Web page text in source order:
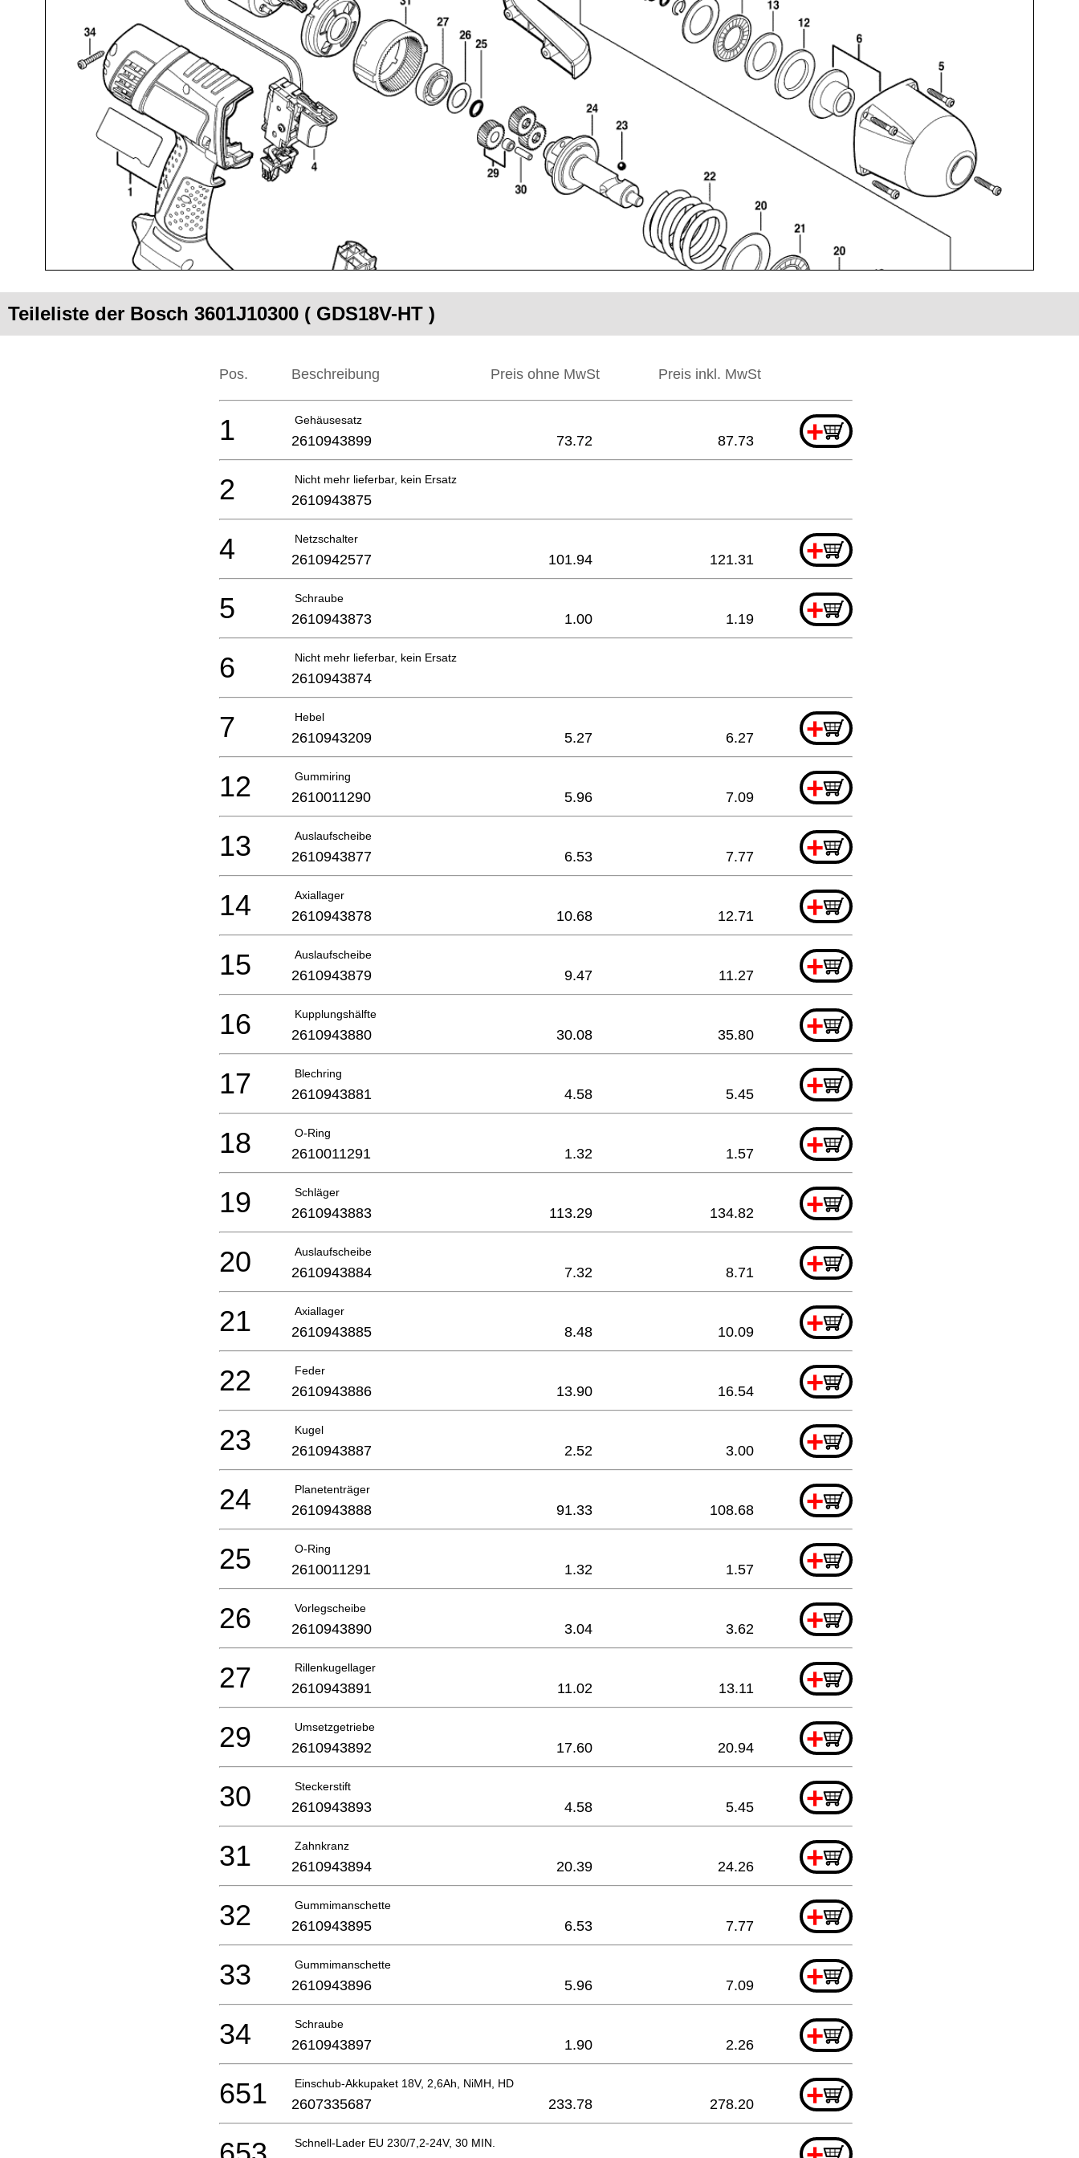
Teileliste der Bosch 3601J10300 ( GDS18V-HT )
Pos. Beschreibung Preis ohne MwSt Preis inkl. MwSt
Gehäusesatz +
1 2610943899 73.72 87.73
Nicht mehr lieferbar, kein Ersatz
2 2610943875
Netzschalter +
4 2610942577 101.94 121.31
Schraube +
5 2610943873 1.00 1.19
Nicht mehr lieferbar, kein Ersatz
6 2610943874
Hebel +
7 2610943209 5.27 6.27
Gummiring +
12 2610011290 5.96 7.09
Auslaufscheibe +
13 2610943877 6.53 7.77
Axiallager +
14 2610943878 10.68 12.71
Auslaufscheibe +
15 2610943879 9.47 11.27
Kupplungshälfte +
16 2610943880 30.08 35.80
Blechring +
17 2610943881 4.58 5.45
O-Ring +
18 2610011291 1.32 1.57
Schläger +
19 2610943883 113.29 134.82
Auslaufscheibe +
20 2610943884 7.32 8.71
Axiallager +
21 2610943885 8.48 10.09
Feder +
22 2610943886 13.90 16.54
Kugel +
23 2610943887 2.52 3.00
Planetenträger +
24 2610943888 91.33 108.68
O-Ring +
25 2610011291 1.32 1.57
Vorlegscheibe +
26 2610943890 3.04 3.62
Rillenkugellager +
27 2610943891 11.02 13.11
Umsetzgetriebe +
29 2610943892 17.60 20.94
Steckerstift +
30 2610943893 4.58 5.45
Zahnkranz +
31 2610943894 20.39 24.26
Gummimanschette +
32 2610943895 6.53 7.77
Gummimanschette +
33 2610943896 5.96 7.09
Schraube +
34 2610943897 1.90 2.26
Einschub-Akkupaket 18V, 2,6Ah, NiMH, HD +
651 2607335687 233.78 278.20
Schnell-Lader EU 230/7,2-24V, 30 MIN.